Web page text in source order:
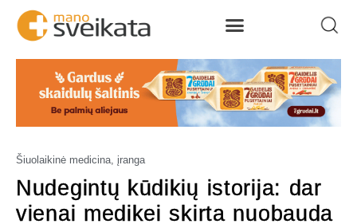
Šiuolaikinė medicina, įranga
Nudegintų kūdikių istorija: dar
vienai medikei skirta nuobauda